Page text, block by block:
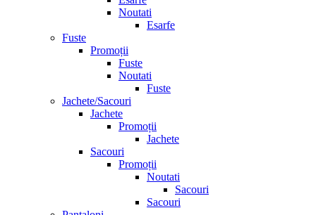
Noutati
Esarfe
Fuste
Promoții
Fuste
Noutati
Fuste
Jachete/Sacouri
Jachete
Promoții
Jachete
Sacouri
Promoții
Noutati
Sacouri
Sacouri